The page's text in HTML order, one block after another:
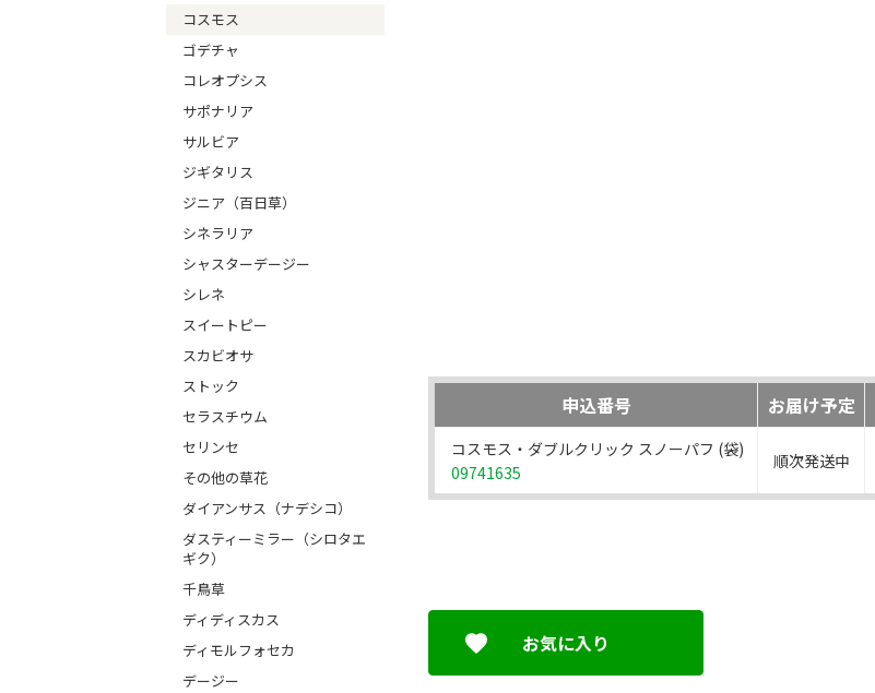
コスモス
ゴデチャ
コレオプシス
サポナリア
サルビア
ジギタリス
ジニア（百日草）
シネラリア
シャスターデージー
シレネ
スイートピー
スカビオサ
ストック
セラスチウム
セリンセ
その他の草花
ダイアンサス（ナデシコ）
ダスティーミラー（シロタエ
ギク）
千鳥草
ディディスカス
ディモルフォセカ
デージー
申込番号 お届け予定
コスモス・ダブルクリック スノーパフ (袋)
09741635
順次発送中
お気に入り